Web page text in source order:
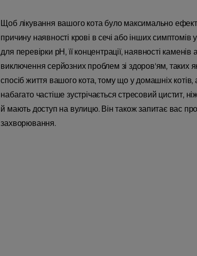
Щоб лікування вашого кота було максимально
причину наявності крові в сечі або інших
для перевірки рН, її концентрації, наявності
виключення серйозних проблем зі здоров'ям, таких
спосіб життя вашого кота, тому що у домашніх котів,
набагато частіше зустрічається стресовий цистит,
й мають доступ на вулицю. Він також запитає вас
захворювання.